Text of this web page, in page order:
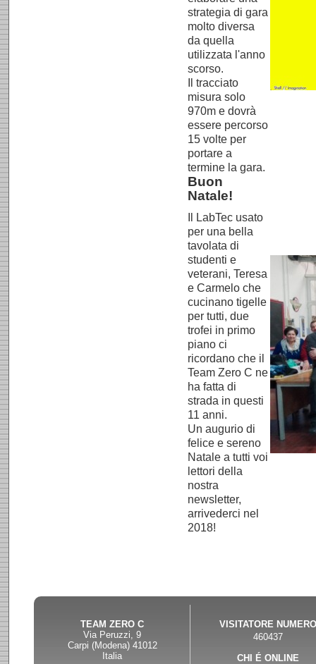
strategia di gara
molto diversa
da quella
utilizzata l'anno
scorso.
Il tracciato
misura solo
970m e dovrà
essere percorso
15 volte per
portare a
termine la gara.
Buon
Natale!
Il LabTec usato
per una bella
tavolata di
studenti e
veterani, Teresa
e Carmelo che
cucinano tigelle
per tutti, due
trofei in primo
piano ci
ricordano che il
Team Zero C ne
ha fatta di
strada in questi
11 anni.
Un augurio di
felice e sereno
Natale a tutti voi
lettori della
nostra
newsletter,
arrivederci nel
2018!
small seconds hand. The
adjusted by two-way
mechanical watch is a very
start for this year.
VISITATORE NUMERO
460437
CHI É ONLINE
TEAM ZERO C
Via Peruzzi, 9
Carpi (Modena) 41012
Italia